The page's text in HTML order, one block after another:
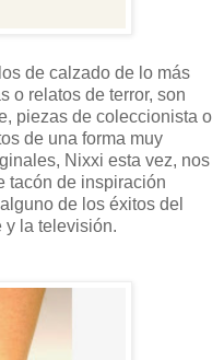
de calzado de lo más
o relatos de terror, son
piezas de coleccionista o
de una forma muy
Nixxi esta vez, nos
tacón de inspiración
de los éxitos del
y la televisión.